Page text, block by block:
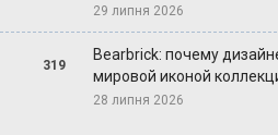
29 липня 2026
319
Bearbrick: почему
мировой иконой
28 липня 2026